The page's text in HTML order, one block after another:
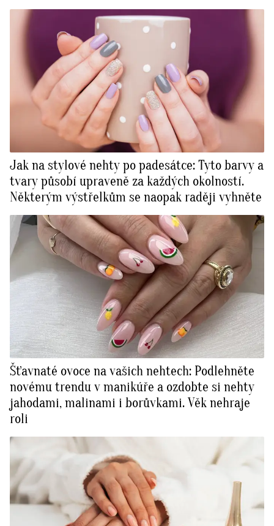
Jak na stylové nehty po padesátce: Tyto barvy a
tvary působí upraveně za každých okolností.
Některým výstřelkům se naopak raději vyhněte
Šťavnaté ovoce na vašich nehtech: Podlehněte
novému trendu v manikúře a ozdobte si nehty
jahodami, malinami i borůvkami. Věk nehraje
roli